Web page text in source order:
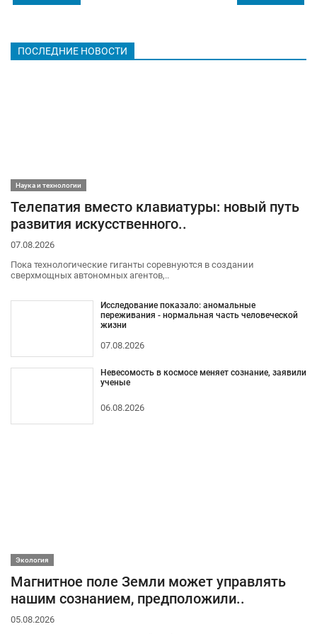
ПОСЛЕДНИЕ НОВОСТИ
Наука и технологии
Телепатия вместо клавиатуры: новый путь
развития искусственного..
07.08.2026
Пока технологические гиганты соревнуются в создании
сверхмощных автономных агентов,..
Исследование показало: аномальные
переживания - нормальная часть человеческой
жизни
07.08.2026
Невесомость в космосе меняет сознание, заявили
ученые
06.08.2026
Экология
Магнитное поле Земли может управлять
нашим сознанием, предположили..
05.08.2026